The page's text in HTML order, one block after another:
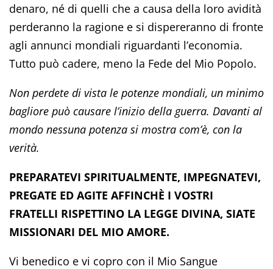
denaro, né di quelli che a causa della loro avidità
perderanno la ragione e si dispereranno di fronte
agli annunci mondiali riguardanti l’economia.
Tutto può cadere, meno la Fede del Mio Popolo.
Non perdete di vista le potenze mondiali, un minimo
bagliore può causare l’inizio della guerra. Davanti al
mondo nessuna potenza si mostra com’è, con la
verità.
PREPARATEVI SPIRITUALMENTE, IMPEGNATEVI,
PREGATE ED AGITE AFFINCHÈ I VOSTRI
FRATELLI RISPETTINO LA LEGGE DIVINA, SIATE
MISSIONARI DEL MIO AMORE.
Vi benedico e vi copro con il Mio Sangue